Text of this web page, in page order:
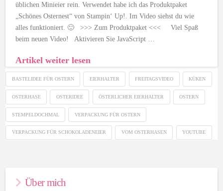
üblichen Minieier rein. Verwendet habe ich das Produktpaket
„Schönes Osternest“ von Stampin‘ Up!. Im Video siehst du wie
alles funktioniert. 🙂 >>> Zum Produktpaket <<< Viel Spaß
beim neuen Video! Aktivieren Sie JavaScript …
Artikel weiter lesen
BASTELIDEE FÜR OSTERN EIERHALTER FREITAGSVIDEO KÜKEN
OSTERHASE OSTERIDEE ÖSTERLICHER EIERHALTER OSTERN
STEMPELDOCHMAL VERPACKUNG FÜR OSTERN
VERPACKUNG FÜR SCHOKOLADENEIER VOM OSTERHASEN YOUTUBE
Über mich